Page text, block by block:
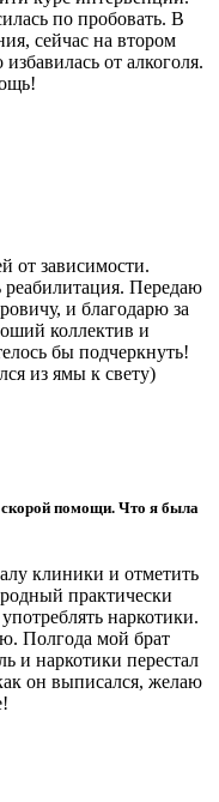
по пробовать. В
сейчас на втором
от алкоголя.
от зависимости.
реабилитация. Передаю
и благодарю за
коллектив и
бы подчеркнуть!
из ямы к свету)
скорой помощи. Что я была
клиники и отметить
практически
наркотики.
Полгода мой брат
и наркотики перестал
он выписался, желаю